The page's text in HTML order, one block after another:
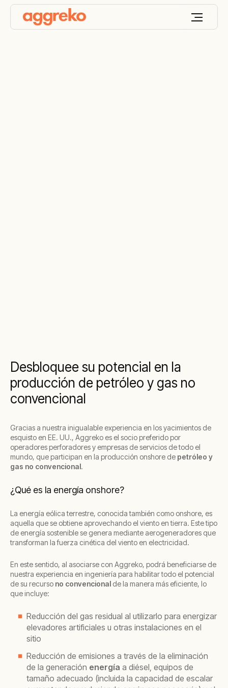
Desbloquee su potencial en la
producción de petróleo y gas no
convencional
Gracias a nuestra inigualable experiencia en los yacimientos de
esquisto en EE. UU., Aggreko es el socio preferido por
operadores perforadores y empresas de servicios de todo el
mundo, que participan en la producción onshore de petróleo y
gas no convencional.
¿Qué es la energía onshore?
La energía eólica terrestre, conocida también como onshore, es
aquella que se obtiene aprovechando el viento en tierra. Este tipo
de energía sostenible se genera mediante aerogeneradores que
transforman la fuerza cinética del viento en electricidad.
En este sentido, al asociarse con Aggreko, podrá beneficiarse de
nuestra experiencia en ingeniería para habilitar todo el potencial
de su recurso no convencional de la manera más eficiente, lo
que incluye:
Reducción del gas residual al utilizarlo para energizar
elevadores artificiales u otras instalaciones en el
sitio
Reducción de emisiones a través de la eliminación
de la generación energía a diésel, equipos de
tamaño adecuado (incluida la capacidad de escalar